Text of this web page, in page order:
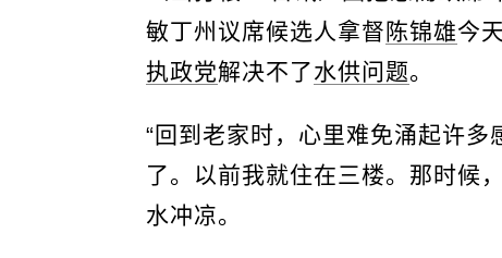
敏丁州议席候选人拿督 陈锦雄今
执政党解决不了水供问题。
“回到老家时，心里难免涌起许
了。以前我就住在三楼。那时候
水冲凉。